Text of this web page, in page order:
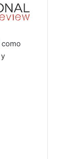
como
y